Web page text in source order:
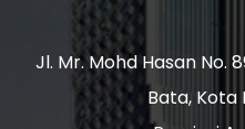
Jl. Mr. Mohd Hasan No.
Bata, Kota